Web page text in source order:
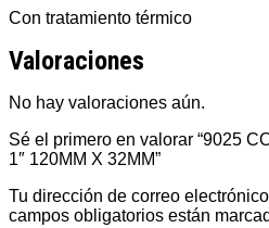
Con tratamiento térmico
Valoraciones
No hay valoraciones aún.
Sé el primero en valorar “9025
1″ 120MM X 32MM”
Tu dirección de correo
campos obligatorios están